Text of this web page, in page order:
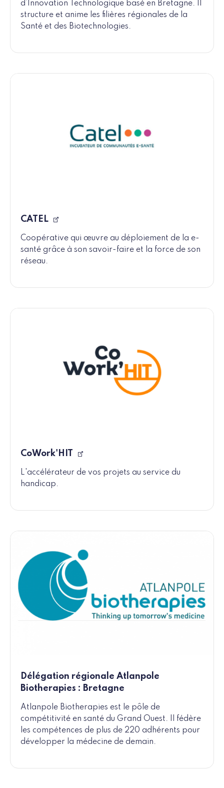
d’Innovation Technologique basé en Bretagne. Il
structure et anime les filières régionales de la
Santé et des Biotechnologies.
CATEL
Coopérative qui œuvre au déploiement de la e-
santé grâce à son savoir-faire et la force de son
réseau.
CoWork'HIT
L'accélérateur de vos projets au service du
handicap.
Délégation régionale Atlanpole
Biotherapies : Bretagne
Atlanpole Biotherapies est le pôle de
compétitivité en santé du Grand Ouest. Il fédère
les compétences de plus de 220 adhérents pour
développer la médecine de demain.